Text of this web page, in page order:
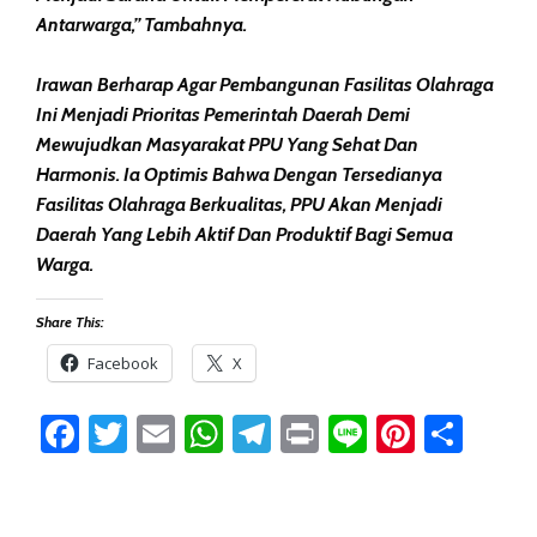
Antarwarga,” Tambahnya.
Irawan Berharap Agar Pembangunan Fasilitas Olahraga
Ini Menjadi Prioritas Pemerintah Daerah Demi
Mewujudkan Masyarakat PPU Yang Sehat Dan
Harmonis. Ia Optimis Bahwa Dengan Tersedianya
Fasilitas Olahraga Berkualitas, PPU Akan Menjadi
Daerah Yang Lebih Aktif Dan Produktif Bagi Semua
Warga.
Share This:
Facebook X
Facebook
Twitter
EmailWhatsApp
Telegram
PrintLine